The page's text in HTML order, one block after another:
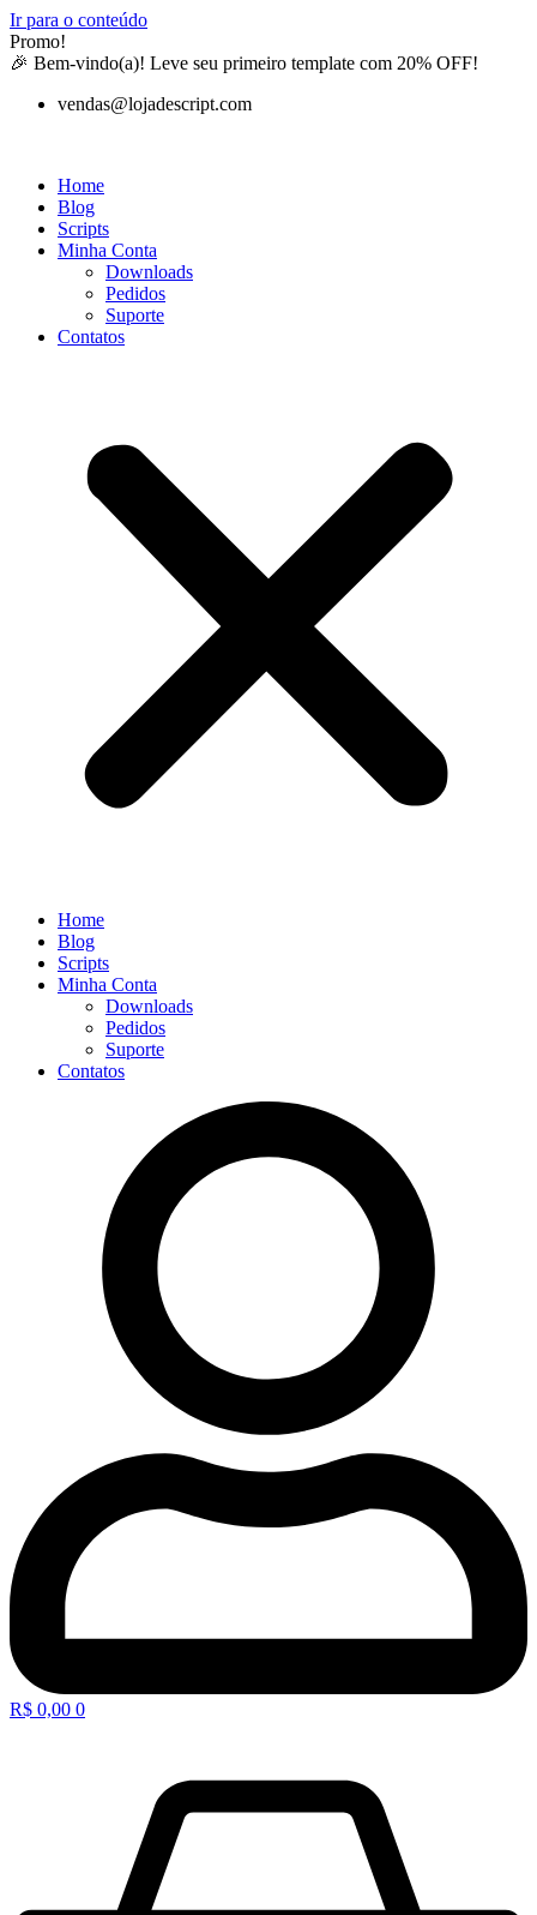
Ir para o conteúdo
Promo!
🎉 Bem-vindo(a)! Leve seu primeiro template com 20% OFF!
vendas@lojadescript.com
Home
Blog
Scripts
Minha Conta
Downloads
Pedidos
Suporte
Contatos
Home
Blog
Scripts
Minha Conta
Downloads
Pedidos
Suporte
Contatos
R$ 0,00 0